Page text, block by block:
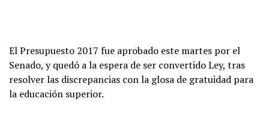
El Presupuesto 2017 fue aprobado este martes por el
Senado, y quedó a la espera de ser convertido Ley, tras
resolver las discrepancias con la glosa de gratuidad para
la educación superior.